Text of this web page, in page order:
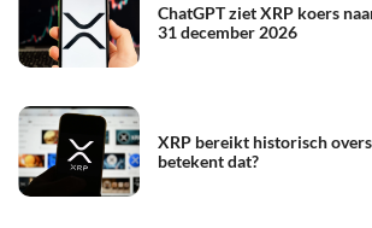
ChatGPT ziet XRP koers
31 december 2026
XRP bereikt historisch
betekent dat?